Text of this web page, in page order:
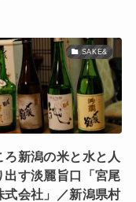
SAKE&
ろ新潟の米と水と人
出す淡麗旨口「宮尾
式会社」／新潟県村